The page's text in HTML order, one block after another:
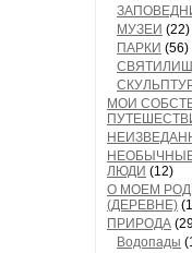
МУЗЕИ (22)
ПАРКИ (56)
МОИ
ЛЮДИ (12)
О МОЕМ
(ДЕРЕВНЕ)
ПРИРОДА
Водопады